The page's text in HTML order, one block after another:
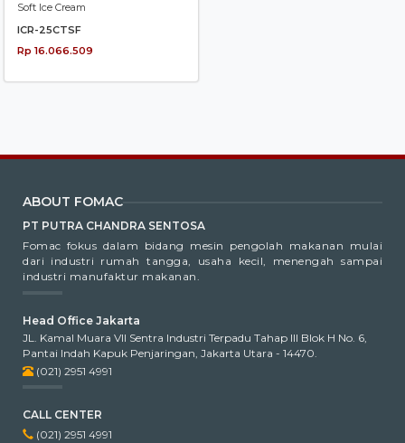
Soft Ice Cream
ICR-25CTSF
Rp 16.066.509
ABOUT FOMAC
PT PUTRA CHANDRA SENTOSA
Fomac fokus dalam bidang mesin pengolah makanan mulai
dari industri rumah tangga, usaha kecil, menengah sampai
industri manufaktur makanan.
Head Office Jakarta
JL. Kamal Muara VII Sentra Industri Terpadu Tahap III Blok H No. 6,
Pantai Indah Kapuk Penjaringan, Jakarta Utara - 14470.
(021) 2951 4991
CALL CENTER
(021) 2951 4991